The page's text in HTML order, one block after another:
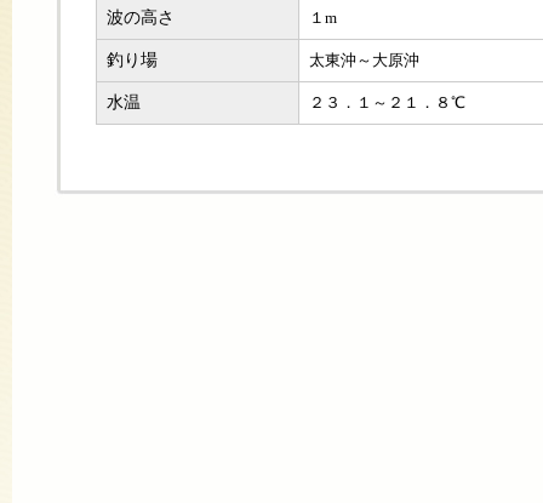
波の高さ １m
釣り場 太東沖～大原沖
水温 ２３．１～２１．８℃